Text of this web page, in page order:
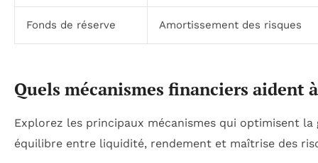
Fonds de réserve Amortissement des risques
Quels mécanismes financiers aident
Explorez les principaux mécanismes qui optimisent
équilibre entre liquidité, rendement et maîtrise des